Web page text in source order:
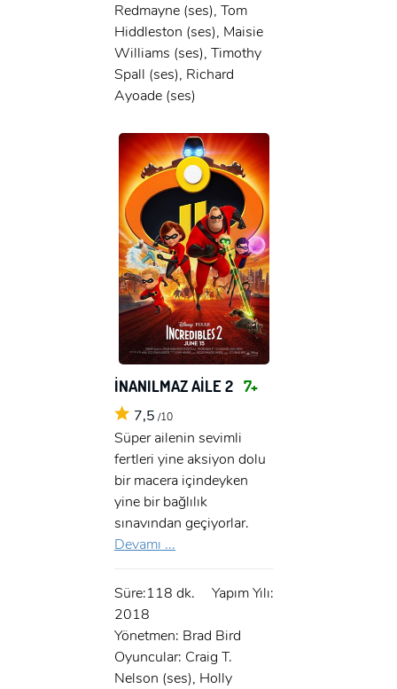
Redmayne (ses), Tom
Hiddleston (ses), Maisie
Williams (ses), Timothy
Spall (ses), Richard
Ayoade (ses)
İNANILMAZ AİLE 2 7+
7,5 /10
Süper ailenin sevimli
fertleri yine aksiyon dolu
bir macera içindeyken
yine bir bağlılık
sınavından geçiyorlar.
Devamı ...
Süre:118 dk.
Yapım Yılı:
2018
Yönetmen: Brad Bird
Oyuncular: Craig T.
Nelson (ses), Holly